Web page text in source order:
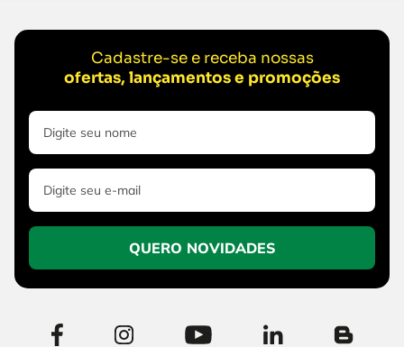
Cadastre-se e receba nossas
ofertas, lançamentos e promoções
QUERO NOVIDADES